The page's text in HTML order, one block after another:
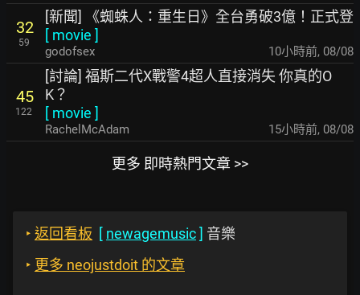
32
59
[新聞] 《蜘蛛人：重生日》全台勇破3億！正式登
[ movie ]
godofsex 10小時前, 08/08
45
122
[討論] 福斯二代X戰警4超人直接消失 你真的O
K？
[ movie ]
RachelMcAdam 15小時前, 08/08
更多 即時熱門文章 >>
‣ 返回看板 [ newagemusic] 音樂
‣ 更多 neojustdoit 的文章